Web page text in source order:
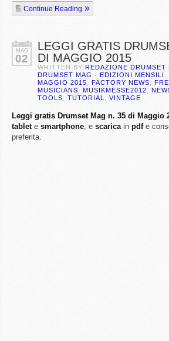
Continue Reading
MAG
02
LEGGI GRATIS
DI MAGGIO 2015
WRITTEN BY REDAZIONE DRUMSET
DRUMSET MAG - EDIZIONI MENSILI
MAGGIO 2015
FACTORY NEWS
MUSICIANS
MUSIKMESSE2012
TOOLS
TUTORIAL VINTAGE
Leggi gratis Drumset Mag n. 35 di Maggio
tablete smartphone, e scaricain pdfe
preferita.